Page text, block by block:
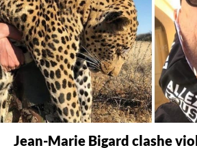
Jean-Marie Bigard clashe